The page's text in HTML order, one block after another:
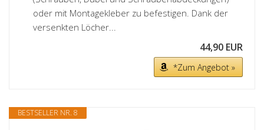
oder mit Montagekleber zu befestigen. Dank der
versenkten Löcher...
44,90 EUR
*Zum Angebot »
BESTSELLER NR. 8